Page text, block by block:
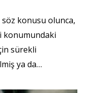
konusu olunca,
konumundaki
sürekli
ya da…